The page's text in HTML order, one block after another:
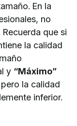
En la
no
que si
la calidad
y “Máximo”
la calidad
inferior.